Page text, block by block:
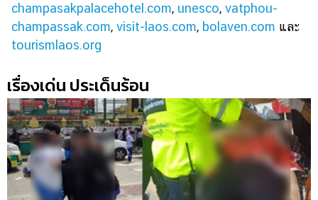
champasakpalacehotel.com, unesco, vatphou-
champassak.com, visit-laos.com, bolaven.com และ
tourismlaos.org
เรื่องเด่น ประเด็นร้อน